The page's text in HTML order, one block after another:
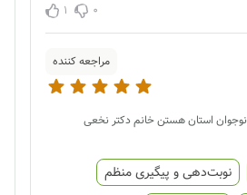
0
1
مراجعه کننده
استان هستن خانم دکتر نخعی
نوبت‌دهی و پیگیری منظم